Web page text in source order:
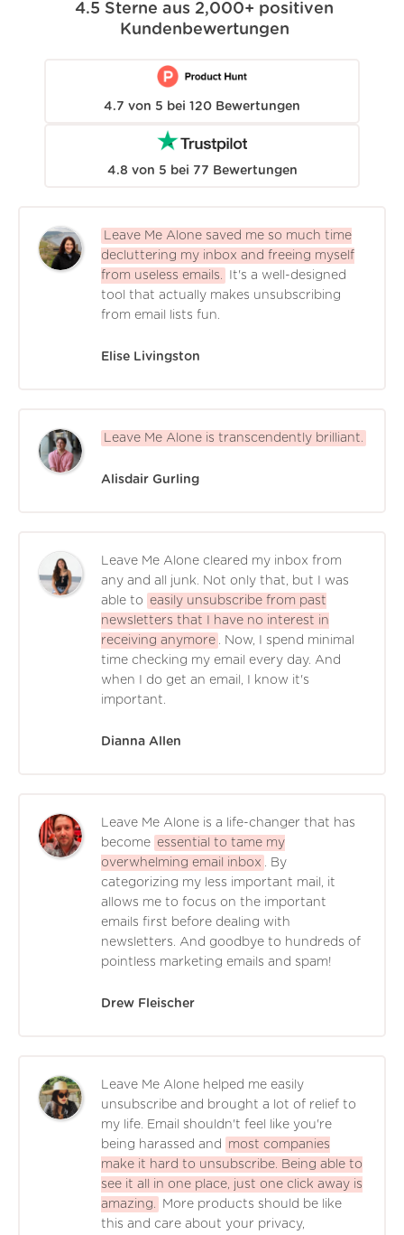
4.5 Sterne aus 2,000+ positiven
Kundenbewertungen
4.7 von 5 bei 120 Bewertungen
4.8 von 5 bei 77 Bewertungen
Leave Me Alone saved me so much time
decluttering my inbox and freeing myself
from useless emails.
It's a well-designed
tool that actually makes unsubscribing
from email lists fun.
Elise Livingston
Leave Me Alone is transcendently brilliant.
Alisdair Gurling
Leave Me Alone cleared my inbox from
any and all junk. Not only that, but I was
able to easily unsubscribe from past
newsletters that I have no interest in
receiving anymore . Now, I spend minimal
time checking my email every day. And
when I do get an email, I know it's
important.
Dianna Allen
Leave Me Alone is a life-changer that has
become essential to tame my
overwhelming email inbox . By
categorizing my less important mail, it
allows me to focus on the important
emails first before dealing with
newsletters. And goodbye to hundreds of
pointless marketing emails and spam!
Drew Fleischer
Leave Me Alone helped me easily
unsubscribe and brought a lot of relief to
my life. Email shouldn't feel like you're
being harassed and
most companies
make it hard to unsubscribe. Being able to
see it all in one place, just one click away is
amazing.
More products should be like
this and care about your privacy,